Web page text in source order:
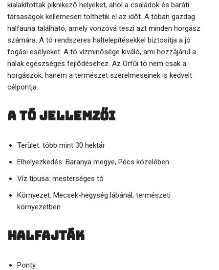
kialakítottak piknikező helyeket, ahol a családok és baráti
társaságok kellemesen tölthetik el az időt. A tóban gazdag
halfauna található, amely vonzóvá teszi azt minden horgász
számára. A tó rendszeres haltelepítésekkel biztosítja a jó
fogási esélyeket. A tó vízminősége kiváló, ami hozzájárul a
halak egészséges fejlődéséhez. Az Orfűi tó nem csak a
horgászok, hanem a természet szerelmeseinek is kedvelt
célpontja.
A tó jellemzői
Terület: több mint 30 hektár
Elhelyezkedés: Baranya megye, Pécs közelében
Víz típusa: mesterséges tó
Környezet: Mecsek-hegység lábánál, természeti
környezetben
Halfajták
Ponty